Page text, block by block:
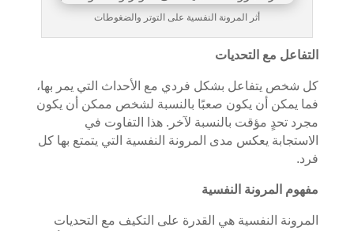
أثر المرونة النفسية على التوتر والضغوطات
التفاعل مع التحديات
كل شخص يتفاعل بشكل فردي مع الأحداث التي يمر بها،
فما يمكن أن يكون صعبًا بالنسبة لشخص ممكن أن يكون
مجرد تحدٍ مؤقت بالنسبة لآخر. هذا التفاوت في
الاستجابة يعكس مدى المرونة النفسية التي يتمتع بها كل
فرد.
مفهوم المرونة النفسية
المرونة النفسية هي القدرة على التكيف مع التحديات